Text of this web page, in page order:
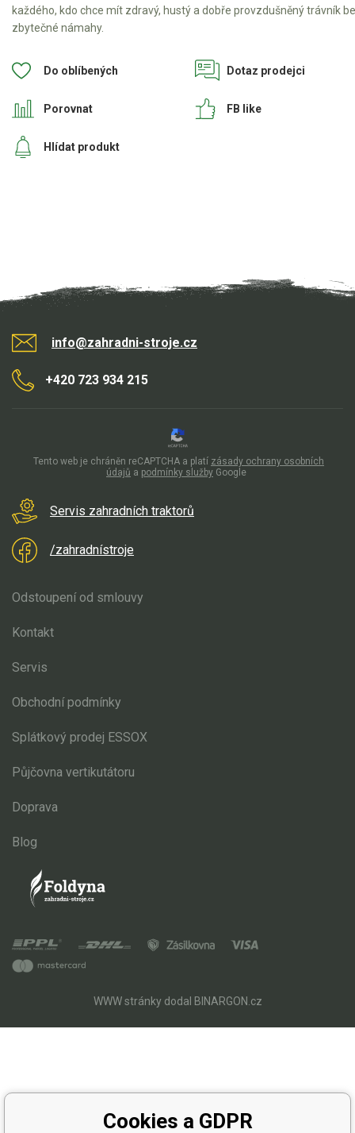
každého, kdo chce mít zdravý, hustý a dobře provzdušněný trávník
zbytečné námahy.
Do oblíbených
Porovnat
Dotaz prodejci
Hlídat produkt
FB like
info@zahradni-stroje.cz
+420 723 934 215
Servis zahradních traktorů
/zahradnístroje
Odstoupení od smlouvy
Kontakt
Servis
Obchodní podmínky
Splátkový prodej ESSOX
Půjčovna vertikutátoru
Doprava
Blog
WWW stránkydodal BINARGON.cz
Tento web je chráněn reCAPTCHA a platí zásady ochrany osobních
údajů a podmínky služby Google
Cookies a GDPR